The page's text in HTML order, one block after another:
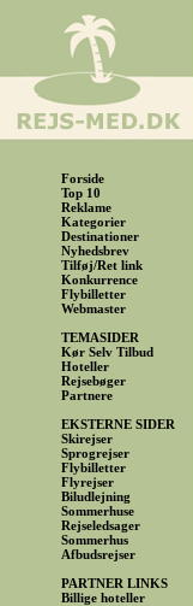
Forside
Top 10
Reklame
Kategorier
Destinationer
Nyhedsbrev
Tilføj/Ret link
Konkurrence
Flybilletter
Webmaster
TEMASIDER
Kør Selv Tilbud
Hoteller
Rejsebøger
Partnere
EKSTERNE SIDER
Skirejser
Sprogrejser
Flybilletter
Flyrejser
Biludlejning
Sommerhuse
Rejseledsager
Sommerhus
Afbudsrejser
PARTNER LINKS
Billige hoteller